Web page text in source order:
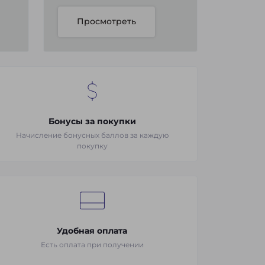
Просмотреть
Бонусы за покупки
Начисление бонусных баллов за каждую
покупку
Удобная оплата
Есть оплата при получении